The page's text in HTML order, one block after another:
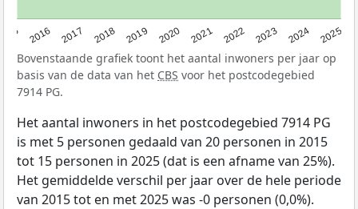
2016 2017 2018 2019 2020 2021 2022 2023 2024 2025
Bovenstaande grafiek toont het aantal inwoners per jaar op
basis van de data van het CBS voor het postcodegebied
7914 PG.
Het aantal inwoners in het postcodegebied 7914 PG
is met 5 personen gedaald van 20 personen in 2015
tot 15 personen in 2025 (dat is een afname van 25%).
Het gemiddelde verschil per jaar over de hele periode
van 2015 tot en met 2025 was -0 personen (0,0%).